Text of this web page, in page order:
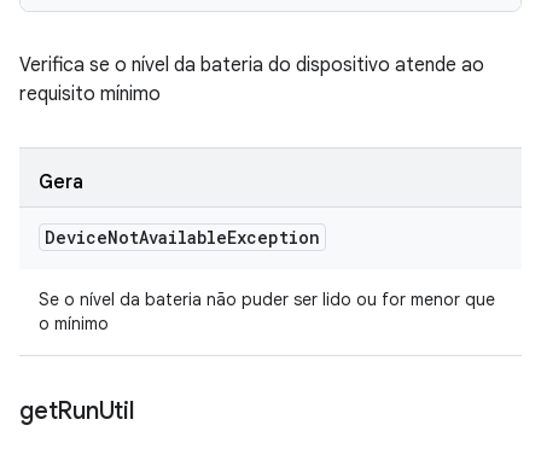
Verifica se o nível da bateria do dispositivo atende ao
requisito mínimo
Gera
DeviceNotAvailableException
Se o nível da bateria não puder ser lido ou for menor que
o mínimo
getRunUtil